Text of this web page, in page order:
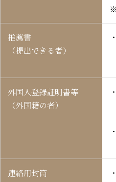
推薦書
（提出できる者）
外国人登録証明書等
（外国籍の者）
連絡用封筒